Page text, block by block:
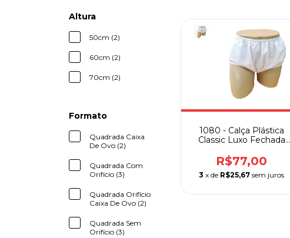
Altura
50cm (2)
60cm (2)
70cm (2)
Formato
Quadrada Caixa
De Ovo (2)
Quadrada Com
Orifício (3)
Quadrada Orifício
Caixa De Ovo (2)
Quadrada Sem
Orifício (3)
1080 - Calça Plástica
Classic Luxo Fechada
R$77,00
3 x de R$25,67 sem juros